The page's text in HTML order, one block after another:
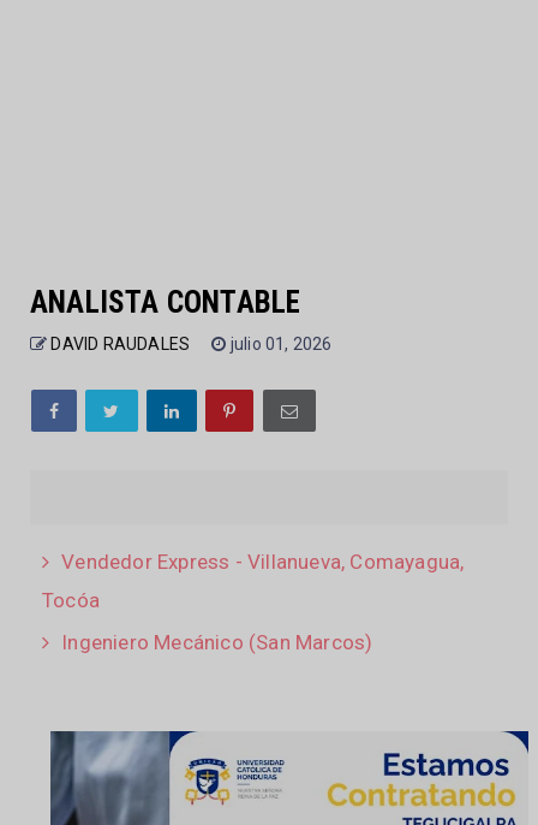
ANALISTA CONTABLE
DAVID RAUDALES julio 01, 2026
Vendedor Express - Villanueva, Comayagua,
Tocóa
Ingeniero Mecánico (San Marcos)